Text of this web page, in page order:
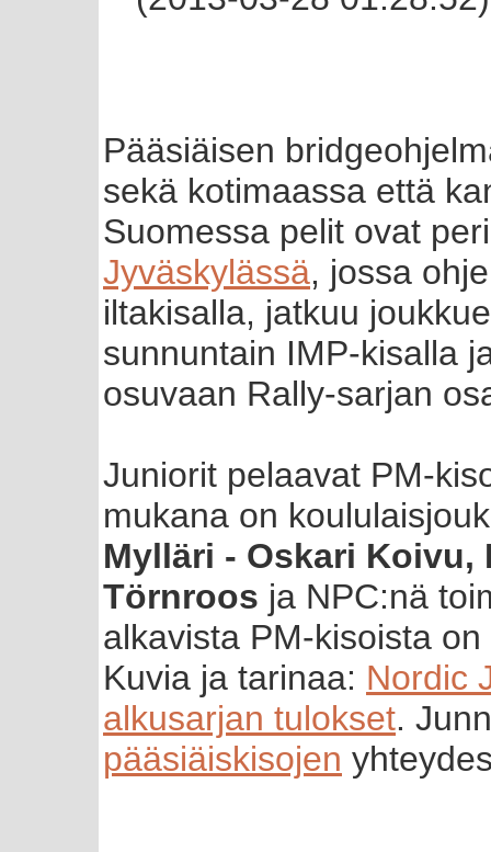
Pääsiäisen
sekä kotimaassa että
Suomessa pelit ovat
Jyväskylässä, jossa
iltakisalla, jatkuu
sunnuntain IMP-kisalla
osuvaan Rally-sarjan
Juniorit pelaavat PM-
mukana on
Mylläri - Oskari Koivu,
Törnroos ja NPC:nä
alkavista PM-kisoista
Kuvia ja tarinaa: Nordic
alkusarjan tulokset.
pääsiäiskisojen